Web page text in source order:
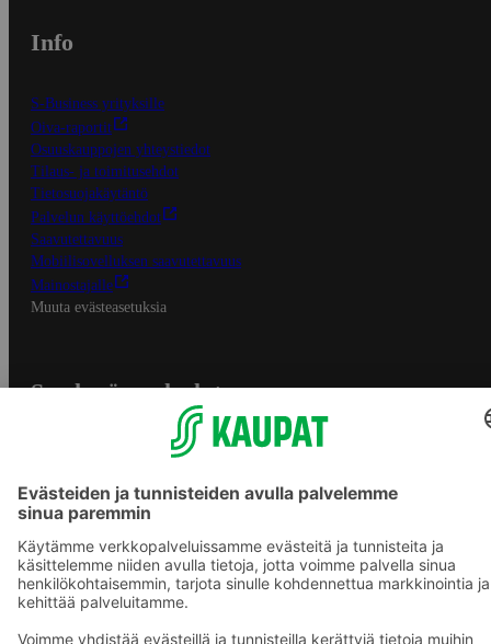
Info
S-Business yrityksille
Oiva-raportit
Osuuskauppojen yhteystiedot
Tilaus- ja toimitusehdot
Tietosuojakäytäntö
Palvelun käyttöehdot
Saavutettavuus
Mobiilisovelluksen saavutettavuus
Mainostajalle
Muuta evästeasetuksia
S-ryhmän palvelut
Yhteishyvä Ruoka -sovellus
S-ostoslista -sovellus
Prisma.fi
Sokos.fi
S-Pankki